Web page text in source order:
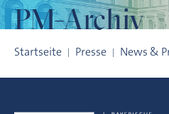
PM-Archiv
Startseite Presse News &